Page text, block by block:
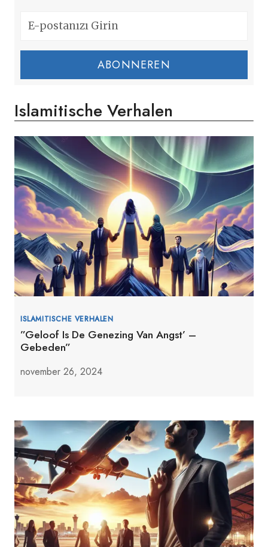
ABONNEREN
Islamitische Verhalen
ISLAMITISCHE VERHALEN
”Geloof Is De Genezing Van Angst’ –
Gebeden”
november 26, 2024